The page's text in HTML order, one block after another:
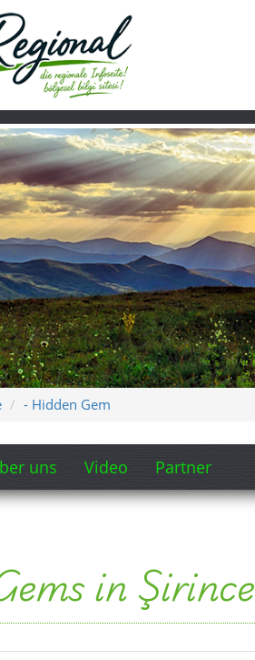
- Hidden Gem
uns Video Partner
in Şirince